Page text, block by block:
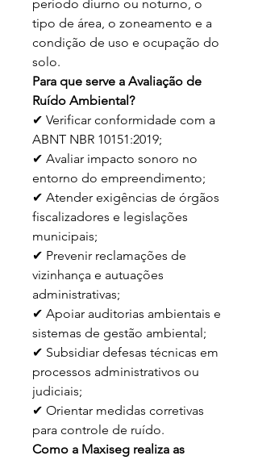
período diurno ou noturno, o
tipo de área, o zoneamento e a
condição de uso e ocupação do
solo.
Para que serve a Avaliação de
Ruído Ambiental?
✔ Verificar conformidade com a
ABNT NBR 10151:2019;
✔ Avaliar impacto sonoro no
entorno do empreendimento;
✔ Atender exigências de órgãos
fiscalizadores e legislações
municipais;
✔ Prevenir reclamações de
vizinhança e autuações
administrativas;
✔ Apoiar auditorias ambientais e
sistemas de gestão ambiental;
✔ Subsidiar defesas técnicas em
processos administrativos ou
judiciais;
✔ Orientar medidas corretivas
para controle de ruído.
Como a Maxiseg realiza as